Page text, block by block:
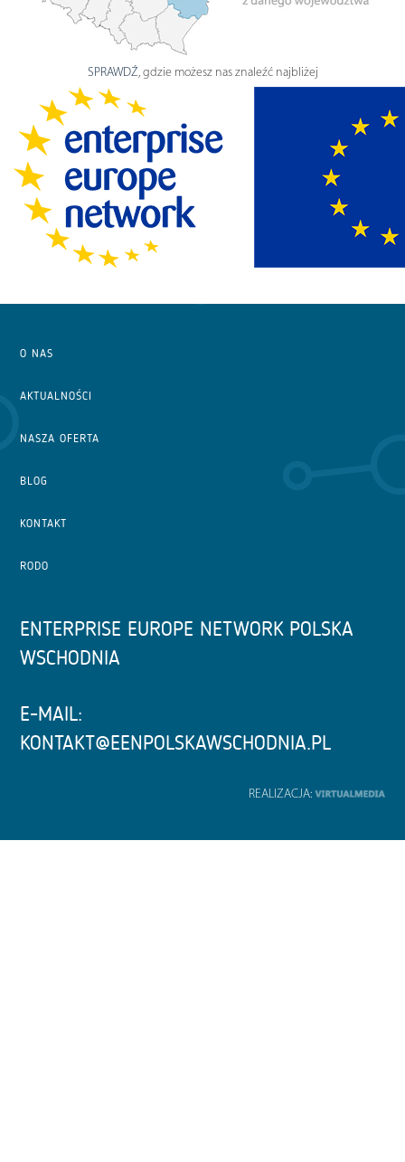
SPRAWDŹ, gdzie możesz nas znaleźć najbliżej
O NAS
AKTUALNOŚCI
NASZA OFERTA
BLOG
KONTAKT
RODO
ENTERPRISE EUROPE NETWORK POLSKA
WSCHODNIA
E-MAIL:
KONTAKT@EENPOLSKAWSCHODNIA.PL
REALIZACJA: